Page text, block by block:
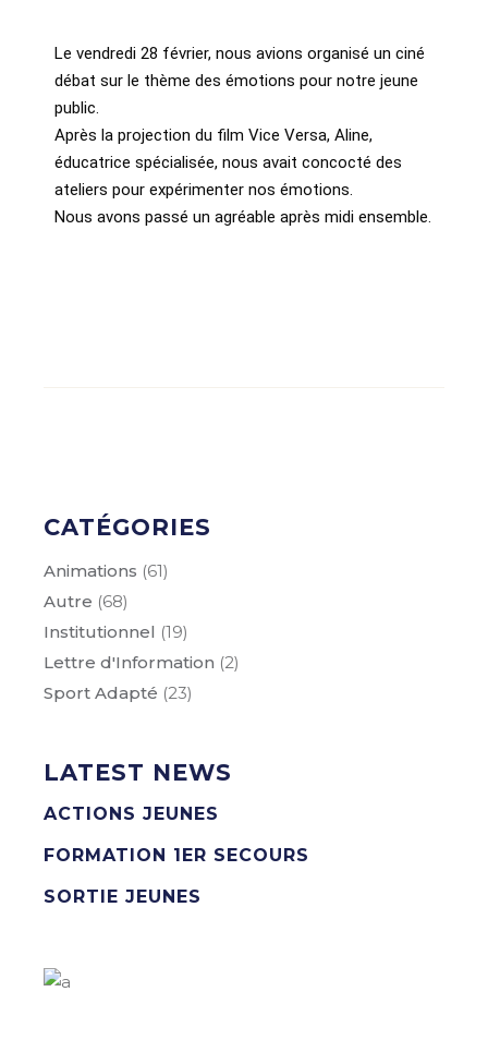
Le vendredi 28 février, nous avions organisé un ciné
débat sur le thème des émotions pour notre jeune
public.
Après la projection du film Vice Versa, Aline,
éducatrice spécialisée, nous avait concocté des
ateliers pour expérimenter nos émotions.
Nous avons passé un agréable après midi ensemble.
CATÉGORIES
Animations (61)
Autre (68)
Institutionnel (19)
Lettre d'Information (2)
Sport Adapté (23)
LATEST NEWS
ACTIONS JEUNES
FORMATION 1ER SECOURS
SORTIE JEUNES